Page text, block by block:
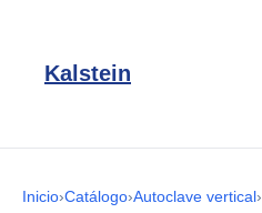
Kalstein
Inicio›Catálogo›Autoclave vertical›